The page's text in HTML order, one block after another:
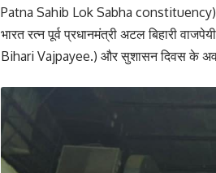
Patna Sahib Lok Sabha constituency)
भारत रत्न पूर्व प्रधानमंत्री अटल बिहारी
Bihari Vajpayee.) और सुशासन दिवस के